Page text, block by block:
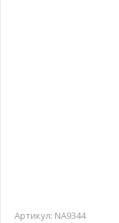
Артикул: NA9344